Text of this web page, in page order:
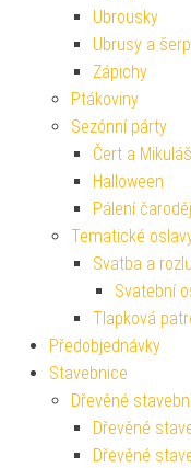
Ubrousky
Ubrusy a
Zápichy
Ptákoviny
Sezónní párty
Čert a Mikuláš
Halloween
Pálení
Tematické
Svatba a
Svatební
Tlapková
Předobjednávky
Stavebnice
Dřevěné
Dřevěné
Dřevěné